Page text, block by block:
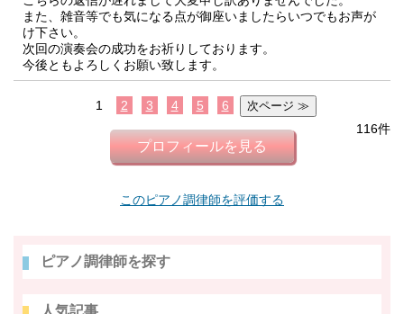
また、雑音等でも気になる点が御座いましたらいつでもお声が
け下さい。
次回の演奏会の成功をお祈りしております。
今後ともよろしくお願い致します。
1 2 3 4 5
6
116件
プロフィールを見る
このピアノ調律師を評価する
ピアノ調律師を探す
人気記事